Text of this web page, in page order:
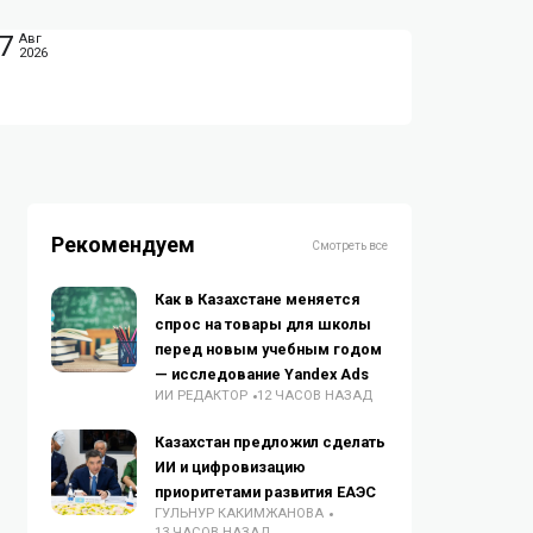
Авг
2026
Рекомендуем Смотреть все
Как в Казахстане меняется
спрос на товары для школы
перед новым учебным годом
— исследование Yandex Ads
ИИ РЕДАКТОР 12 ЧАСОВ НАЗАД
Казахстан предложил сделать
ИИ и цифровизацию
приоритетами развития ЕАЭС
ГУЛЬНУР КАКИМЖАНОВА